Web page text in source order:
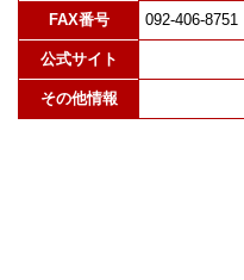
FAX番号 092-406-8751
公式サイト
その他情報